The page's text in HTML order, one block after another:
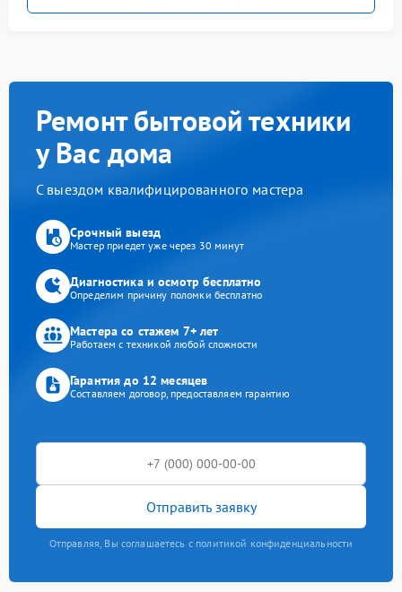
Ремонт бытовой техники
у Вас дома
С выездом квалифицированного мастера
Срочный выезд
Мастер приедет уже через 30 минут
Диагностика и осмотр бесплатно
Определим причину поломки бесплатно
Мастера со стажем 7+ лет
Работаем с техникой любой сложности
Гарантия до 12 месяцев
Составляем договор, предоставляем гарантию
Отправить заявку
Отправляя, Вы соглашаетесь с политикой конфиденциальности